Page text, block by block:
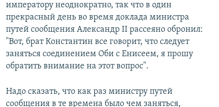
императору неоднократно, так что в один
прекрасный день во время доклада министра
путей сообщения Александр II рассеяно обронил:
"Вот, брат Константин все говорит, что следует
заняться соединением Оби с Енисеем, я прошу
обратить внимание на этот вопрос".
Надо сказать, что как раз министру путей
сообщения в те времена было чем заняться,